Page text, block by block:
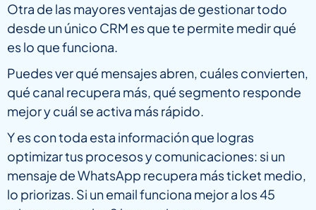
Otra de las mayores ventajas de gestionar todo
desde un único CRM es que te permite medir qué
es lo que funciona.
Puedes ver qué mensajes abren, cuáles convierten,
qué canal recupera más, qué segmento responde
mejor y cuál se activa más rápido.
Y es con toda esta información que logras
optimizar tus procesos y comunicaciones: si un
mensaje de WhatsApp recupera más ticket medio,
lo priorizas. Si un email funciona mejor a los 45